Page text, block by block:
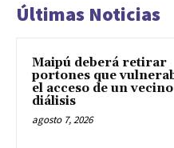
Últimas Noticias
Maipú deberá retirar
portones que
el acceso de un
diálisis
agosto 7, 2026